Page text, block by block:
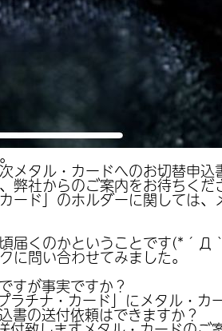
タル・カードへのお切替申込
社からのご案内をお待ちくだ
ード」のホルダーに関しては
届くのかということです(*´Д
に問い合わせてみました。
すが事実ですか？
チナ・カード」にメタル・カ
書の送付依頼はできますか？